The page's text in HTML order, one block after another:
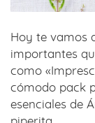
Hoy te vamos
importantes
como
cómodo pack
esenciales de